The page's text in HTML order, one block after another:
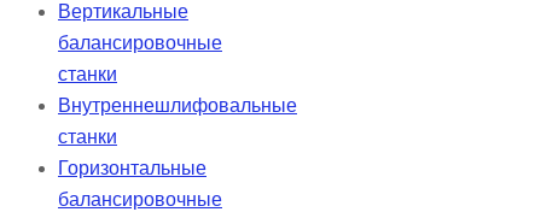
Вертикальные
балансировочные
станки
Внутреннешлифовальные
станки
Горизонтальные
балансировочные